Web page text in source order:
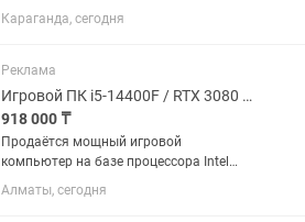
шашлычника, который знает своё дело
и умеет готовить вкусное, сочное мясо
Приготовление шашлыка и...
Караганда, сегодня
Реклама
Игровой ПК i5-14400F / RTX 3080 10GB / DDR5 / Wi-Fi 6
918 000 ₸
Продаётся мощный игровой
компьютер на базе процессора Intel
Core i5-14400F и видеокарты Palit
GeForce RTX 3080 GameRock с 10 ГБ
Алматы, сегодня